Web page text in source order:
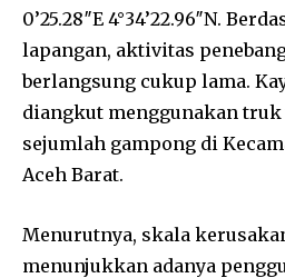
0’25.28″E 4°34’22.96″N.
lapangan, aktivitas
berlangsung cukup lama.
diangkut menggunakan
sejumlah gampong di
Aceh Barat.
Menurutnya, skala
menunjukkan adanya